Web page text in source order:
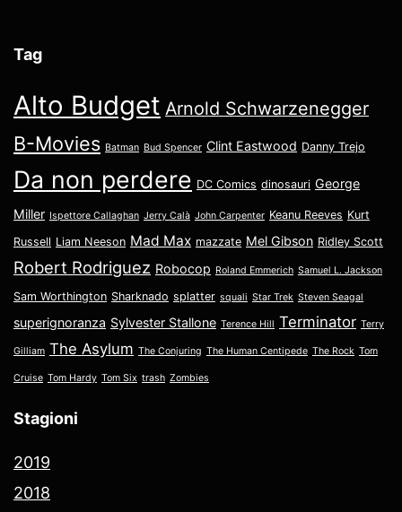
Tag
Alto Budget Arnold Schwarzenegger
B-Movies Batman Bud Spencer Clint Eastwood Danny Trejo
Da non perdere DC Comics dinosauri George
Miller Ispettore Callaghan Jerry Calà John Carpenter Keanu Reeves Kurt
Russell Liam Neeson Mad Max mazzate Mel Gibson Ridley Scott
Robert Rodriguez Robocop Roland Emmerich Samuel L. Jackson
Sam Worthington Sharknado splatter squali Star Trek Steven Seagal
superignoranza Sylvester Stallone Terence Hill Terminator Terry
Gilliam The Asylum The Conjuring The Human Centipede The Rock Tom
Cruise Tom Hardy Tom Six trash Zombies
Stagioni
2019
2018